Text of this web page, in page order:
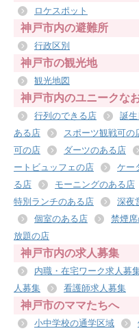
ロケスポット
神戸市内の避難所
行政区別
神戸市の観光地
観光地図
神戸市内のユニークな
行列のできる店 誕
ある店
スポーツ観戦可の
可の店
ダーツのある店
ートビュッフェの店
ケー
る店
モーニングのある店
特別ランチのある店
深夜
個室のある店
禁煙
放題の店
神戸市内の求人募集
内職・在宅ワーク求人募
人募集
看護師求人募集
神戸市のママたちへ
小中学校の通学区域